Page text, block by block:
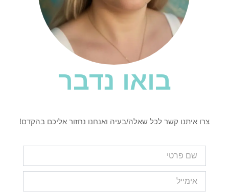
בואו נדבר
צרו איתנו קשר לכל שאלה/בעיה ואנחנו נחזור אליכם בהקדם!